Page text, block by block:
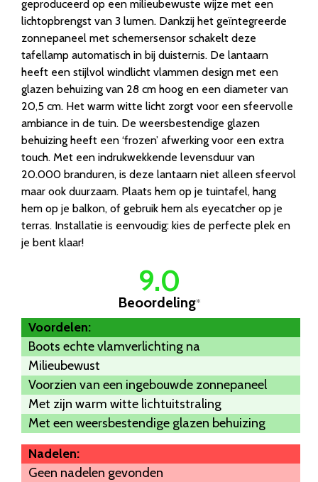
geproduceerd op een milieubewuste wijze met een
lichtopbrengst van 3 lumen. Dankzij het geïntegreerde
zonnepaneel met schemersensor schakelt deze
tafellamp automatisch in bij duisternis. De lantaarn
heeft een stijlvol windlicht vlammen design met een
glazen behuizing van 28 cm hoog en een diameter van
20,5 cm. Het warm witte licht zorgt voor een sfeervolle
ambiance in de tuin. De weersbestendige glazen
behuizing heeft een ‘frozen’ afwerking voor een extra
touch. Met een indrukwekkende levensduur van
20.000 branduren, is deze lantaarn niet alleen sfeervol
maar ook duurzaam. Plaats hem op je tuintafel, hang
hem op je balkon, of gebruik hem als eyecatcher op je
terras. Installatie is eenvoudig: kies de perfecte plek en
je bent klaar!
9.0
Beoordeling*
Voordelen:
Boots echte vlamverlichting na
Milieubewust
Voorzien van een ingebouwde zonnepaneel
Met zijn warm witte lichtuitstraling
Met een weersbestendige glazen behuizing
Nadelen:
Geen nadelen gevonden